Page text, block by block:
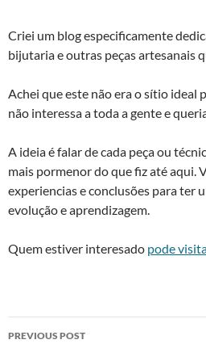
Criei um blog especificamente
bijutaria e outras peças artesanais
Achei que este não era o sí­tio ideal
não interessa a toda a gente e
A ideia é falar de cada peça ou
mais pormenor do que fiz até aqui.
experiencias e conclusões para ter
evolução e aprendizagem.
Quem estiver interesado pode
Post
PREVIOUS POST